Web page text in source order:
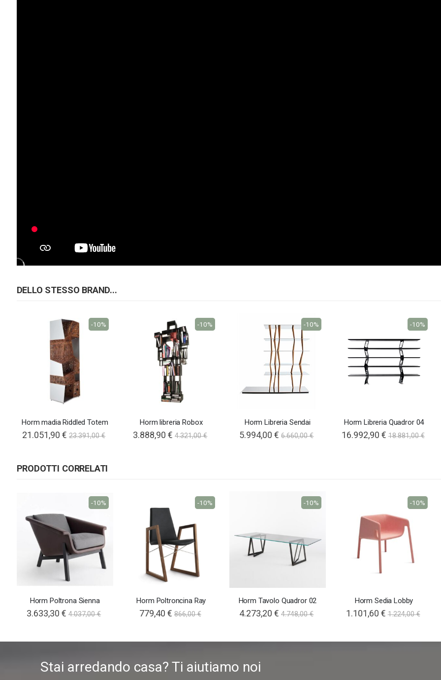
DELLO STESSO BRAND...
Horm madia Riddled Totem
Special
Price
21.051,90 € 23.391,00 €
-10%
Horm libreria Robox
3.888,90 € 4.321,00 €
-10%
Horm Libreria Sendai
5.994,00 € 6.660,00 €
-10%
Horm Libreria Quadror 04
Special
Price
16.992,90 € 18.881,00 €
-10%
PRODOTTI CORRELATI
Horm Poltrona Sienna
3.633,30 € 4.037,00 €
-10%
Horm Poltroncina Ray
779,40 € 866,00 €
-10%
Horm Tavolo Quadror 02
4.273,20 € 4.748,00 €
-10%
Horm Sedia Lobby
1.101,60 € 1.224,00 €
-10%
Stai arredando casa? Ti aiutiamo noi